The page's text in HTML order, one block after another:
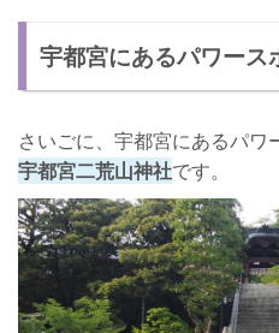
宇都宮にあるパワース
さいごに、宇都宮にあるパワ
宇都宮二荒山神社です。